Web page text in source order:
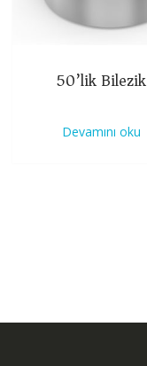
50’lik Bilezik
Devamını oku